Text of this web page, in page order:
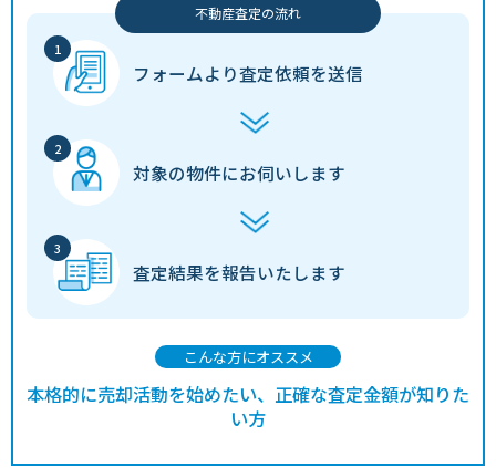
不動産査定の流れ
フォームより査定依頼を送信
対象の物件にお伺いします
査定結果を報告いたします
こんな方にオススメ
本格的に売却活動を始めたい、正確な査定金額が知りた
い方